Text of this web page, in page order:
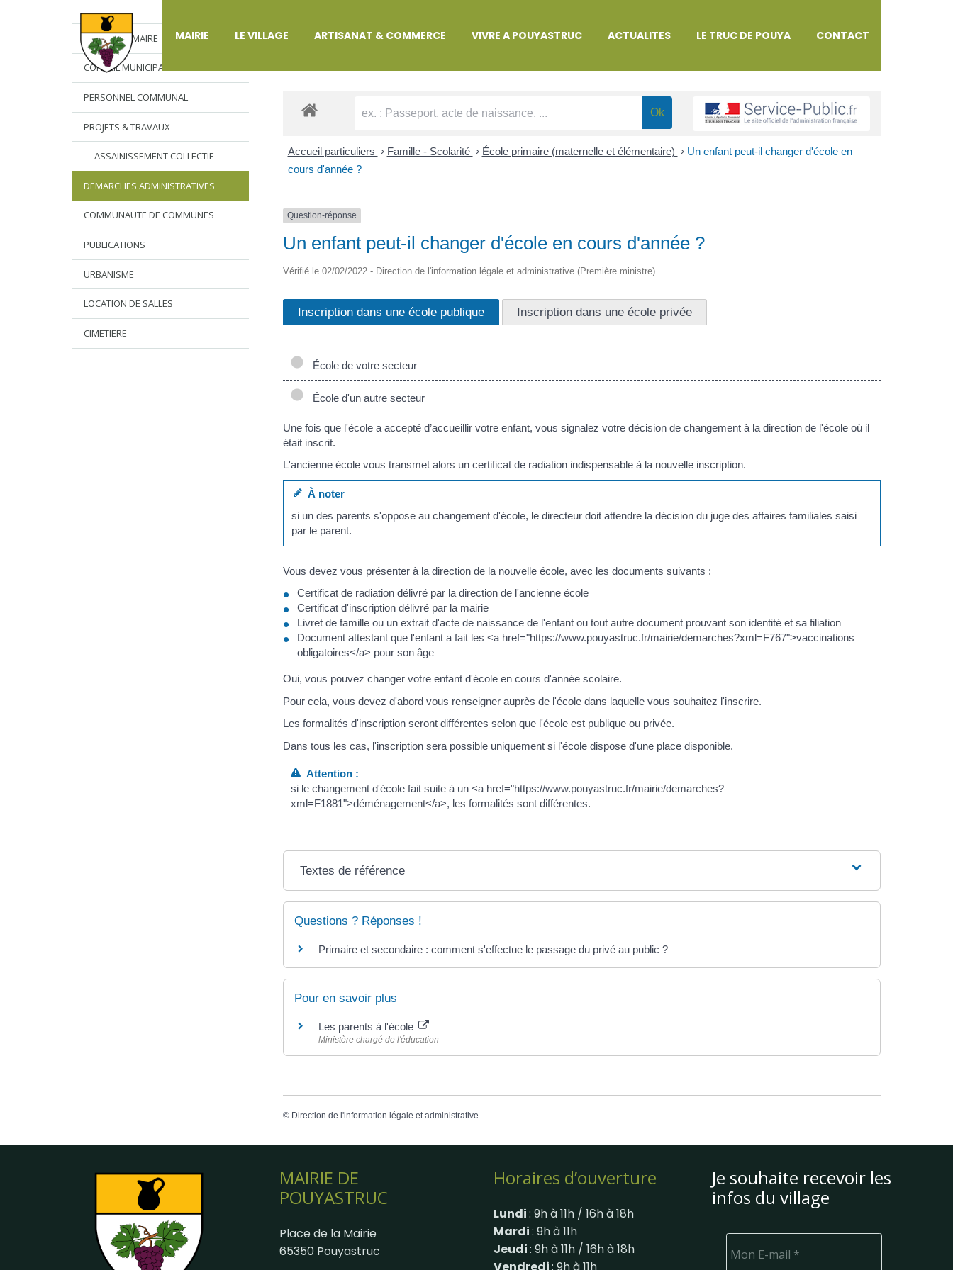
MAIRIE LE VILLAGE ARTISANAT & COMMERCE VIVRE A POUYASTRUC ACTUALITES LE TRUC DE POUYA CONTACT
L’EDITO DU MAIRE
CONSEIL MUNICIPAL
PERSONNEL COMMUNAL
PROJETS & TRAVAUX
ASSAINISSEMENT COLLECTIF
DEMARCHES ADMINISTRATIVES
COMMUNAUTE DE COMMUNES
PUBLICATIONS
URBANISME
LOCATION DE SALLES
CIMETIERE
DÉMARCHES ADMINISTRATIVES
Accueil particuliers > Famille - Scolarité > École primaire (maternelle et élémentaire) > Un enfant peut-il changer d'école en
cours d'année ?
Question-réponse
Un enfant peut-il changer d'école en cours d'année ?
Vérifié le 02/02/2022 - Direction de l'information légale et administrative (Première ministre)
Inscription dans une école publique Inscription dans une école privée
École de votre secteur
École d'un autre secteur
Une fois que l'école a accepté d’accueillir votre enfant, vous signalez votre décision de changement à la direction de l'école où il
était inscrit.
L'ancienne école vous transmet alors un certificat de radiation indispensable à la nouvelle inscription.
À noter
si un des parents s'oppose au changement d'école, le directeur doit attendre la décision du juge des affaires familiales saisi
par le parent.
Vous devez vous présenter à la direction de la nouvelle école, avec les documents suivants :
Certificat de radiation délivré par la direction de l'ancienne école
Certificat d'inscription délivré par la mairie
Livret de famille ou un extrait d'acte de naissance de l'enfant ou tout autre document prouvant son identité et sa filiation
Document attestant que l'enfant a fait les <a href="https://www.pouyastruc.fr/mairie/demarches?xml=F767">vaccinations
obligatoires</a> pour son âge
Oui, vous pouvez changer votre enfant d'école en cours d'année scolaire.
Pour cela, vous devez d'abord vous renseigner auprès de l'école dans laquelle vous souhaitez l'inscrire.
Les formalités d'inscription seront différentes selon que l'école est publique ou privée.
Dans tous les cas, l'inscription sera possible uniquement si l'école dispose d'une place disponible.
Attention :
si le changement d'école fait suite à un <a href="https://www.pouyastruc.fr/mairie/demarches?
xml=F1881">déménagement</a>, les formalités sont différentes.
Textes de référence
Questions ? Réponses !
Primaire et secondaire : comment s'effectue le passage du privé au public ?
Pour en savoir plus
Les parents à l'école
Ministère chargé de l'éducation
© Direction de l'information légale et administrative
MAIRIE DE
POUYASTRUC
Place de la Mairie
65350 Pouyastruc
Horaires d’ouverture
Lundi: 9h à 11h / 16h à 18h
Mardi: 9h à 11h
Jeudi: 9h à 11h / 16h à 18h
Je souhaite recevoir les
infos du village